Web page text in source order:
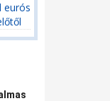
eurós